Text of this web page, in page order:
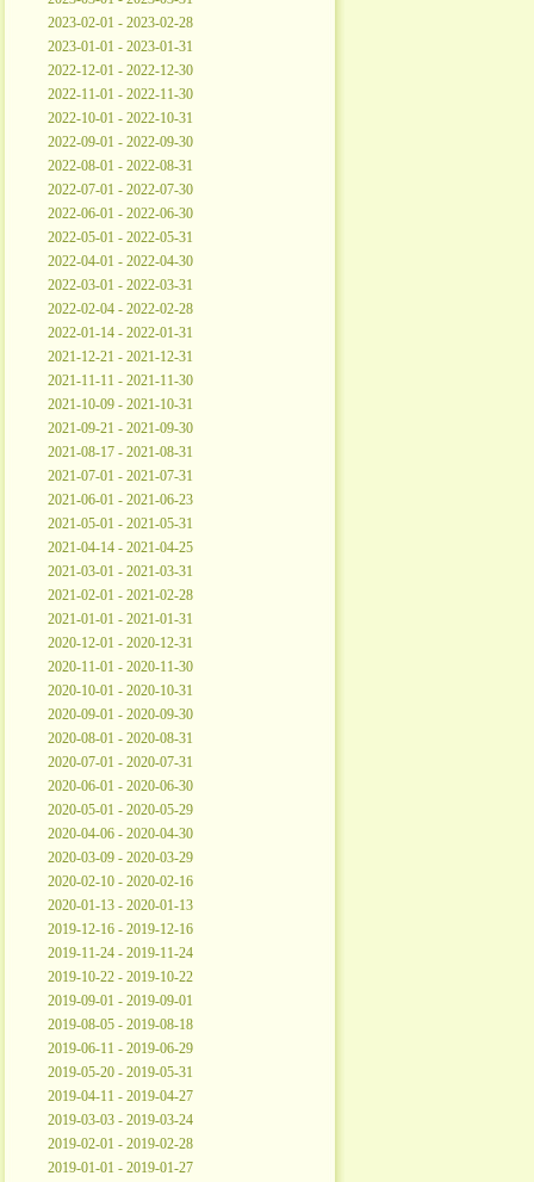
2023-02-01 - 2023-02-28
2023-01-01 - 2023-01-31
2022-12-01 - 2022-12-30
2022-11-01 - 2022-11-30
2022-10-01 - 2022-10-31
2022-09-01 - 2022-09-30
2022-08-01 - 2022-08-31
2022-07-01 - 2022-07-30
2022-06-01 - 2022-06-30
2022-05-01 - 2022-05-31
2022-04-01 - 2022-04-30
2022-03-01 - 2022-03-31
2022-02-04 - 2022-02-28
2022-01-14 - 2022-01-31
2021-12-21 - 2021-12-31
2021-11-11 - 2021-11-30
2021-10-09 - 2021-10-31
2021-09-21 - 2021-09-30
2021-08-17 - 2021-08-31
2021-07-01 - 2021-07-31
2021-06-01 - 2021-06-23
2021-05-01 - 2021-05-31
2021-04-14 - 2021-04-25
2021-03-01 - 2021-03-31
2021-02-01 - 2021-02-28
2021-01-01 - 2021-01-31
2020-12-01 - 2020-12-31
2020-11-01 - 2020-11-30
2020-10-01 - 2020-10-31
2020-09-01 - 2020-09-30
2020-08-01 - 2020-08-31
2020-07-01 - 2020-07-31
2020-06-01 - 2020-06-30
2020-05-01 - 2020-05-29
2020-04-06 - 2020-04-30
2020-03-09 - 2020-03-29
2020-02-10 - 2020-02-16
2020-01-13 - 2020-01-13
2019-12-16 - 2019-12-16
2019-11-24 - 2019-11-24
2019-10-22 - 2019-10-22
2019-09-01 - 2019-09-01
2019-08-05 - 2019-08-18
2019-06-11 - 2019-06-29
2019-05-20 - 2019-05-31
2019-04-11 - 2019-04-27
2019-03-03 - 2019-03-24
2019-02-01 - 2019-02-28
2019-01-01 - 2019-01-27